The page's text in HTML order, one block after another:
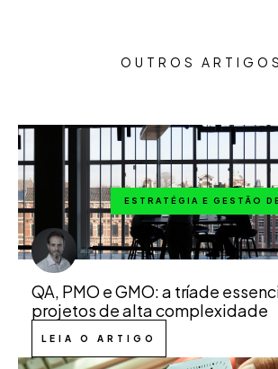
OUTROS ARTIGOS
ESTRATÉGIA E GESTÃO
QA, PMO e GMO: a tríade
projetos de alta complexidade
LEIA O ARTIGO